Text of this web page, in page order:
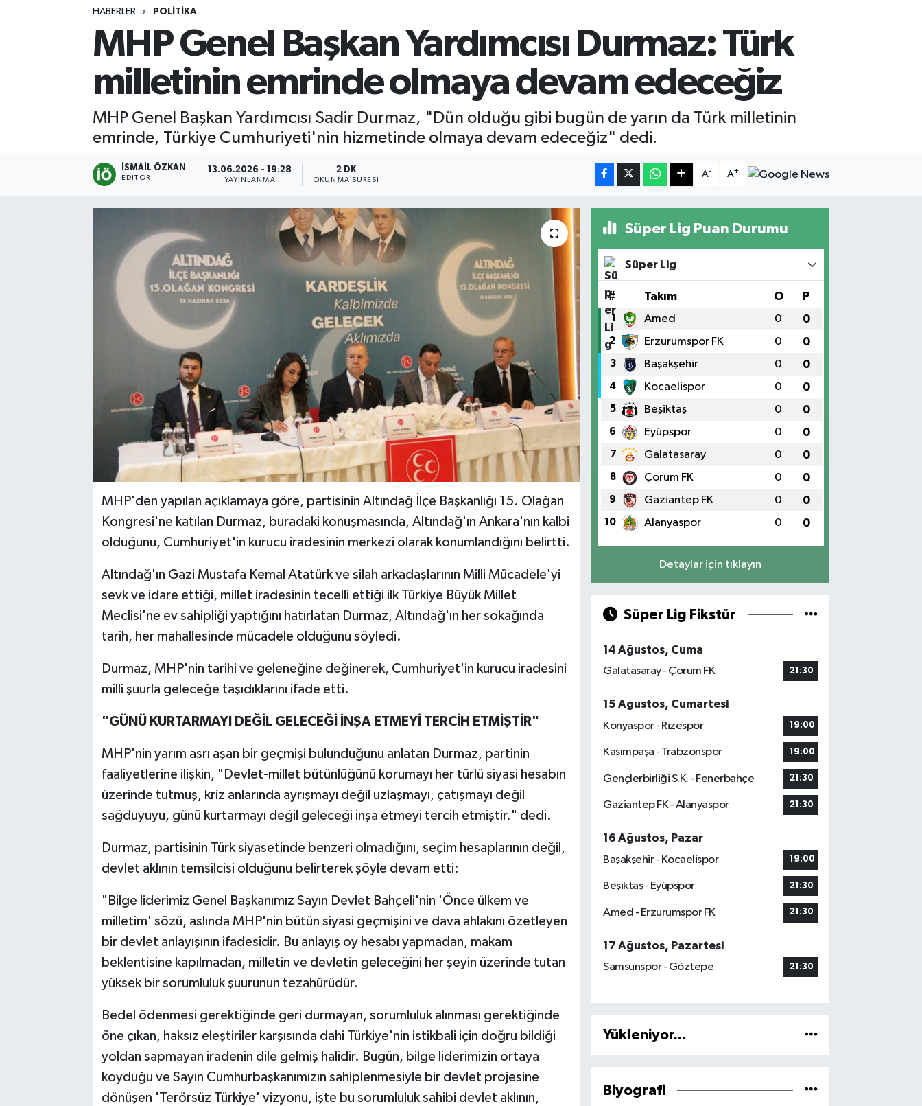
HABERLER POLITIKA
MHP Genel Başkan Yardımcısı Durmaz: Türk
milletinin emrinde olmaya devam edeceğiz
MHP Genel Başkan Yardımcısı Sadir Durmaz, "Dün olduğu gibi bugün de yarın da Türk milletinin
emrinde, Türkiye Cumhuriyeti'nin hizmetinde olmaya devam edeceğiz" dedi.
İSMAIL ÖZKAN
EDITÖR
13.06.2026 - 19:28
YAYINLANMA
2 DK
OKUNMA SÜRESI
A- A+
MHP'den yapılan açıklamaya göre, partisinin Altındağ İlçe Başkanlığı 15. Olağan
Kongresi'ne katılan Durmaz, buradaki konuşmasında, Altındağ'ın Ankara'nın kalbi
olduğunu, Cumhuriyet'in kurucu iradesinin merkezi olarak konumlandığını belirtti.
Altındağ'ın Gazi Mustafa Kemal Atatürk ve silah arkadaşlarının Milli Mücadele'yi
sevk ve idare ettiği, millet iradesinin tecelli ettiği ilk Türkiye Büyük Millet
Meclisi'ne ev sahipliği yaptığını hatırlatan Durmaz, Altındağ'ın her sokağında
tarih, her mahallesinde mücadele olduğunu söyledi.
Durmaz, MHP'nin tarihi ve geleneğine değinerek, Cumhuriyet'in kurucu iradesini
milli şuurla geleceğe taşıdıklarını ifade etti.
"GÜNÜ KURTARMAYI DEĞİL GELECEĞİ İNŞA ETMEYİ TERCİH ETMİŞTİR"
MHP'nin yarım asrı aşan bir geçmişi bulunduğunu anlatan Durmaz, partinin
faaliyetlerine ilişkin, "Devlet-millet bütünlüğünü korumayı her türlü siyasi hesabın
üzerinde tutmuş, kriz anlarında ayrışmayı değil uzlaşmayı, çatışmayı değil
sağduyuyu, günü kurtarmayı değil geleceği inşa etmeyi tercih etmiştir." dedi.
Durmaz, partisinin Türk siyasetinde benzeri olmadığını, seçim hesaplarının değil,
devlet aklının temsilcisi olduğunu belirterek şöyle devam etti:
"Bilge liderimiz Genel Başkanımız Sayın Devlet Bahçeli'nin 'Önce ülkem ve
milletim' sözü, aslında MHP'nin bütün siyasi geçmişini ve dava ahlakını özetleyen
bir devlet anlayışının ifadesidir. Bu anlayış oy hesabı yapmadan, makam
beklentisine kapılmadan, milletin ve devletin geleceğini her şeyin üzerinde tutan
yüksek bir sorumluluk şuurunun tezahürüdür.
Bedel ödenmesi gerektiğinde geri durmayan, sorumluluk alınması gerektiğinde
öne çıkan, haksız eleştiriler karşısında dahi Türkiye'nin istikbali için doğru bildiği
yoldan sapmayan iradenin dile gelmiş halidir. Bugün, bilge liderimizin ortaya
koyduğu ve Sayın Cumhurbaşkanımızın sahiplenmesiyle bir devlet projesine
dönüşen 'Terörsüz Türkiye' vizyonu, işte bu sorumluluk sahibi devlet aklının,
Süper Lig Puan Durumu
Süper Lig
# Takım O P
1 Amed 0 0
2 Erzurumspor FK 0 0
3 Başakşehir 0 0
4 Kocaelispor 0 0
5 Beşiktaş 0 0
6 Eyüpspor 0 0
7 Galatasaray 0 0
8 Çorum FK 0 0
9 Gaziantep FK 0 0
10 Alanyaspor 0 0
Detaylar için tıklayın
Süper Lig Fikstür
14 Ağustos, Cuma
Galatasaray - Çorum FK
21:30
15 Ağustos, Cumartesi
Konyaspor - Rizespor
19:00
Kasımpaşa - Trabzonspor 19:00
Gençlerbirliği S.K. - Fenerbahçe 21:30
Gaziantep FK - Alanyaspor 21:30
16 Ağustos, Pazar
Başakşehir - Kocaelispor
19:00
Beşiktaş - Eyüpspor 21:30
Amed - Erzurumspor FK 21:30
17 Ağustos, Pazartesi
Samsunspor - Göztepe
21:30
Yükleniyor...
Biyografi
Kültür - Sanat
Lider Haber TV Canlı Yayın izle